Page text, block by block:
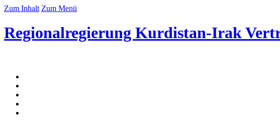
Zum Inhalt Zum Menü
Regionalregierung Kurdistan-Irak